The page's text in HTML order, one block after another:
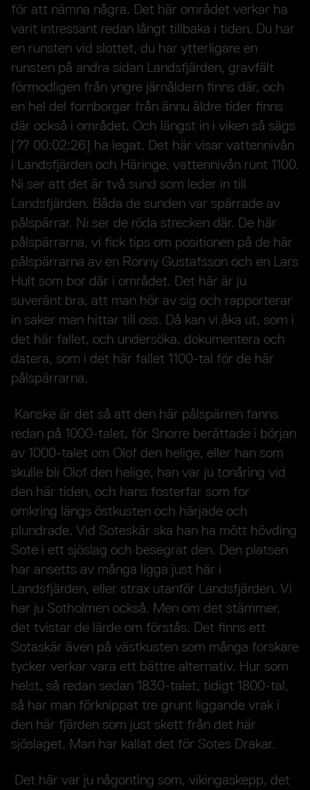
för att nämna några. Det här området verkar ha
varit intressant redan långt tillbaka i tiden. Du har
en runsten vid slottet, du har ytterligare en
runsten på andra sidan Landsfjärden, gravfält
förmodligen från yngre järnåldern finns där, och
en hel del fornborgar från ännu äldre tider finns
där också i området. Och längst in i viken så sägs
[?? 00:02:26] ha legat. Det här visar vattennivån
i Landsfjärden och Häringe, vattennivån runt 1100.
Ni ser att det är två sund som leder in till
Landsfjärden. Båda de sunden var spärrade av
pålspärrar. Ni ser de röda strecken där. De här
pålspärrarna, vi fick tips om positionen på de här
pålspärrarna av en Ronny Gustafsson och en Lars
Hult som bor där i området. Det här är ju
suveränt bra, att man hör av sig och rapporterar
in saker man hittar till oss. Då kan vi åka ut, som i
det här fallet, och undersöka, dokumentera och
datera, som i det här fallet 1100-tal för de här
pålspärrarna.
Kanske är det så att den här pålspärren fanns
redan på 1000-talet, för Snorre berättade i början
av 1000-talet om Olof den helige, eller han som
skulle bli Olof den helige, han var ju tonåring vid
den här tiden, och hans fosterfar som for
omkring längs östkusten och härjade och
plundrade. Vid Soteskär ska han ha mött hövding
Sote i ett sjöslag och besegrat den. Den platsen
har ansetts av många ligga just här i
Landsfjärden, eller strax utanför Landsfjärden. Vi
har ju Sotholmen också. Men om det stämmer,
det tvistar de lärde om förstås. Det finns ett
Sotaskär även på västkusten som många forskare
tycker verkar vara ett bättre alternativ. Hur som
helst, så redan sedan 1830-talet, tidigt 1800-tal,
så har man förknippat tre grunt liggande vrak i
den här fjärden som just skett från det här
sjöslaget. Man har kallat det för Sotes Drakar.
Det här var ju någonting som, vikingaskepp, det